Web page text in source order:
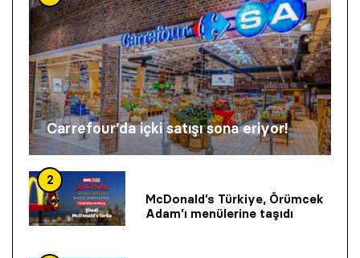
Carrefour’da içki satışı sona eriyor!
2
McDonald’s Türkiye, Örümcek
Adam’ı menülerine taşıdı